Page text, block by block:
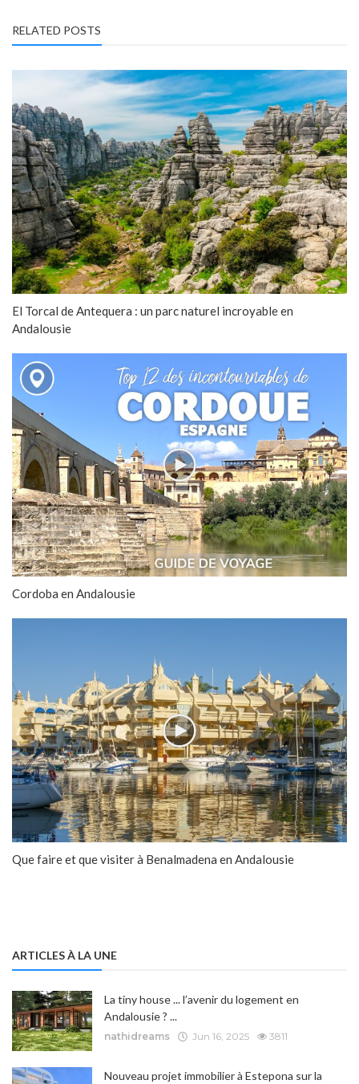
RELATED POSTS
El Torcal de Antequera : un parc naturel incroyable en
Andalousie
Cordoba en Andalousie
Que faire et que visiter à Benalmadena en Andalousie
ARTICLES À LA UNE
La tiny house ... l’avenir du logement en
Andalousie ? ...
nathidreams Jun 16, 2025 3811
Nouveau projet immobilier à Estepona sur la